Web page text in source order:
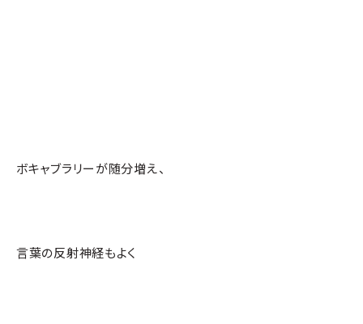
ボキャブラリーが随分増え、
言葉の反射神経もよく